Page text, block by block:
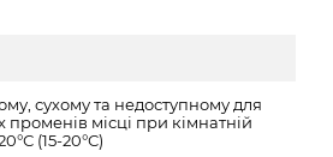
сухому та недоступному для
місці при кімнатній
(15-20°С)